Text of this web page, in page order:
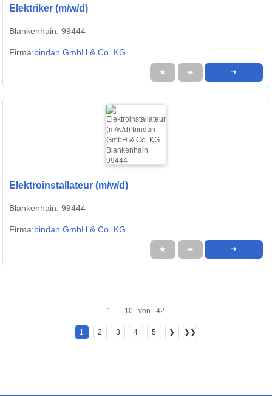
Elektriker (m/w/d)
Blankenhain, 99444
Firma:bindan GmbH & Co. KG
★ ➦ ➜
Elektroinstallateur (m/w/d)
Blankenhain, 99444
Firma:bindan GmbH & Co. KG
★ ➦ ➜
1 - 10 von 42
1 2 3 4 5 ❯ ❯❯